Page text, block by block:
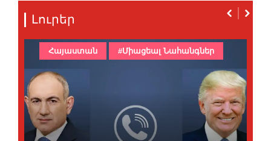
Լուրեր
Հայաստան #Միացեալ Նահանգներ